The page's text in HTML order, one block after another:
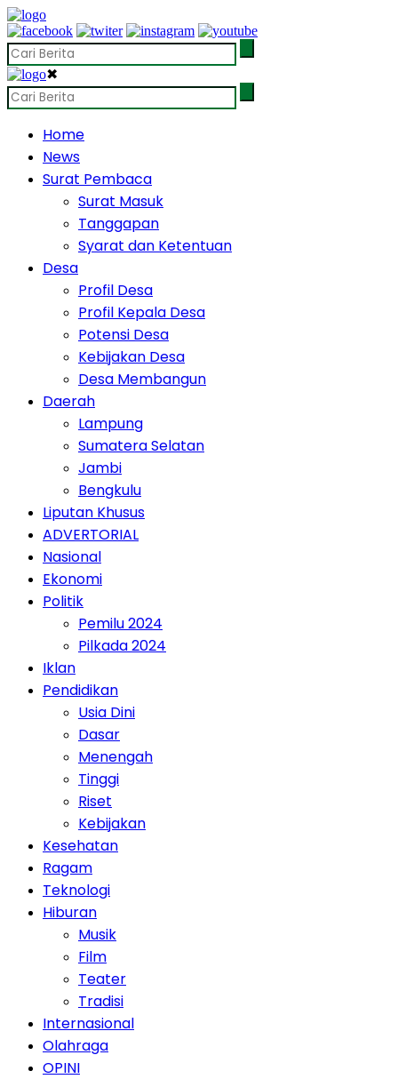
✖
Home
News
Surat Pembaca
Surat Masuk
Tanggapan
Syarat dan Ketentuan
Desa
Profil Desa
Profil Kepala Desa
Potensi Desa
Kebijakan Desa
Desa Membangun
Daerah
Lampung
Sumatera Selatan
Jambi
Bengkulu
Liputan Khusus
ADVERTORIAL
Nasional
Ekonomi
Politik
Pemilu 2024
Pilkada 2024
Iklan
Pendidikan
Usia Dini
Dasar
Menengah
Tinggi
Riset
Kebijakan
Kesehatan
Ragam
Teknologi
Hiburan
Musik
Film
Teater
Tradisi
Internasional
Olahraga
OPINI